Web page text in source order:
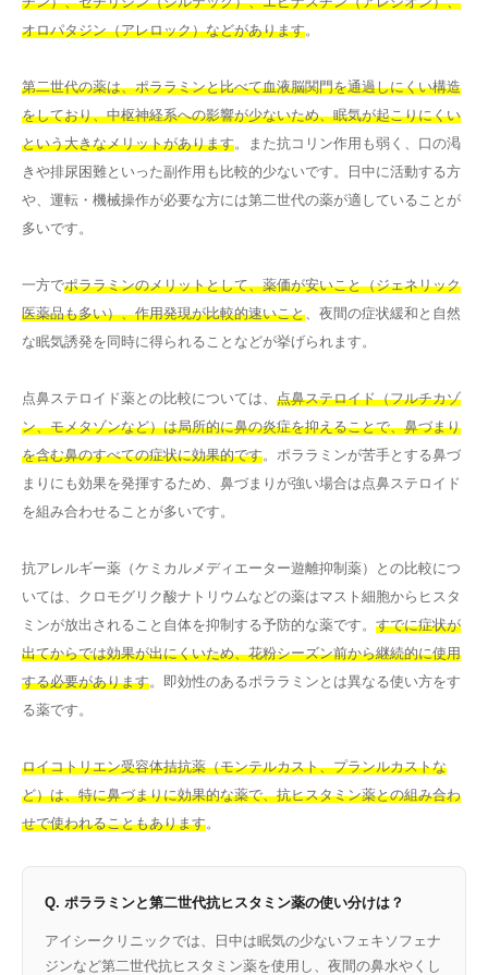
オロパタジン（アレロック）などがあります。
第二世代の薬は、ポララミンと比べて血液脳関門を通過しにくい構造
をしており、中枢神経系への影響が少ないため、眠気が起こりにくい
という大きなメリットがあります。また抗コリン作用も弱く、口の渇
きや排尿困難といった副作用も比較的少ないです。日中に活動する方
や、運転・機械操作が必要な方には第二世代の薬が適していることが
多いです。
一方でポララミンのメリットとして、薬価が安いこと（ジェネリック
医薬品も多い）、作用発現が比較的速いこと 、夜間の症状緩和と自然
な眠気誘発を同時に得られることなどが挙げられます。
点鼻ステロイド薬との比較については、 点鼻ステロイド（フルチカゾ
ン、モメタゾンなど）は局所的に鼻の炎症を抑えることで、鼻づまり
を含む鼻のすべての症状に効果的です。ポララミンが苦手とする鼻づ
まりにも効果を発揮するため、鼻づまりが強い場合は点鼻ステロイド
を組み合わせることが多いです。
抗アレルギー薬（ケミカルメディエーター遊離抑制薬）との比較につ
いては、クロモグリク酸ナトリウムなどの薬はマスト細胞からヒスタ
ミンが放出されること自体を抑制する予防的な薬です。 すでに症状が
出てからでは効果が出にくいため、花粉シーズン前から継続的に使用
する必要があります。即効性のあるポララミンとは異なる使い方をす
る薬です。
ロイコトリエン受容体拮抗薬（モンテルカスト、プランルカストな
ど）は、特に鼻づまりに効果的な薬で、抗ヒスタミン薬との組み合わ
せで使われることもあります。
Q. ポララミンと第二世代抗ヒスタミン薬の使い分けは？
アイシークリニックでは、日中は眠気の少ないフェキソフェナ
ジンなど第二世代抗ヒスタミン薬を使用し、夜間の鼻水やくし